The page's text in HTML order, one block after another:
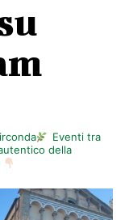
Eventi tra
della